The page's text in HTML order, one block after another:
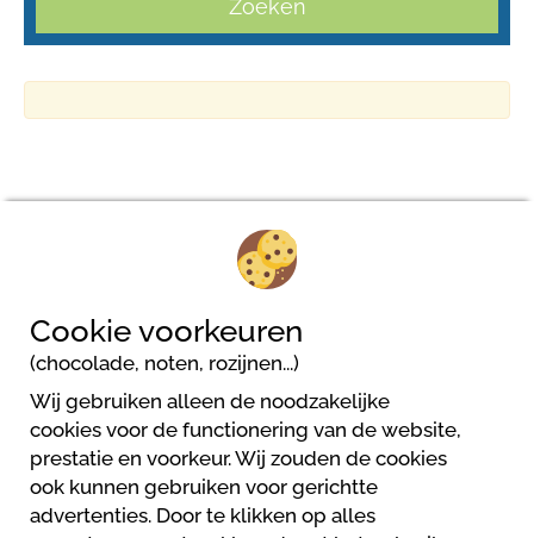
Zoeken
Camping Delle Rose
18035 Isolabona
Cookie voorkeuren
(chocolade, noten, rozijnen...)
Wij gebruiken alleen de noodzakelijke
cookies voor de functionering van de website,
prestatie en voorkeur. Wij zouden de cookies
ook kunnen gebruiken voor gerichtte
advertenties. Door te klikken op alles